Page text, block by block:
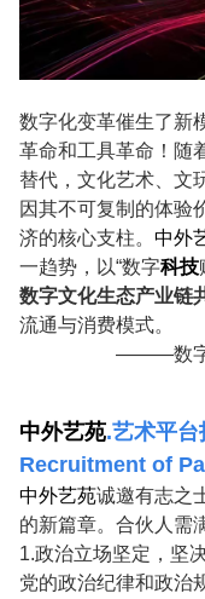
数字化变革催生了新
革命和工具革命！ 随
替代，文化艺术、文
因其不可复制的体验
济的核心支柱。 中外
一趋势，以“数字科技
数字文化生态产业链
流通与消费模式。
———数字行业
中外艺苑.艺术平台
Recruitment of
中外艺苑诚邀有志之
的新篇章。合伙人需
1.政治立场坚定，坚
党的政治纪律和政治